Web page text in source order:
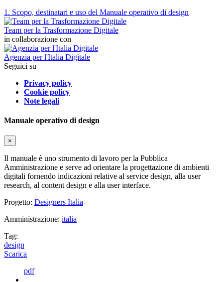
1. Scopo, destinatari e uso del Manuale operativo di design
Team per la Trasformazione Digitale
in collaborazione con
Agenzia per l'Italia Digitale
Seguici su
Privacy policy
Cookie policy
Note legali
Manuale operativo di design
×
Il manuale è uno strumento di lavoro per la Pubblica
Amministrazione e serve ad orientare la progettazione di ambienti
digitali fornendo indicazioni relative al service design, alla user
research, al content design e alla user interface.
Progetto: Designers Italia
Amministrazione: italia
Tag:
design
Scarica
pdf